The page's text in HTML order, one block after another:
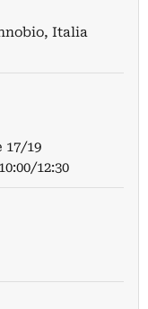
Italia
17/19
12:30